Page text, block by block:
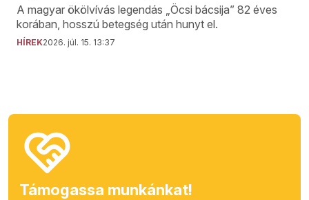
A magyar ökölvívás legendás „Öcsi bácsija” 82 éves
korában, hosszú betegség után hunyt el.
HÍREK2026. júl. 15. 13:37
Támogassa munkánkat!